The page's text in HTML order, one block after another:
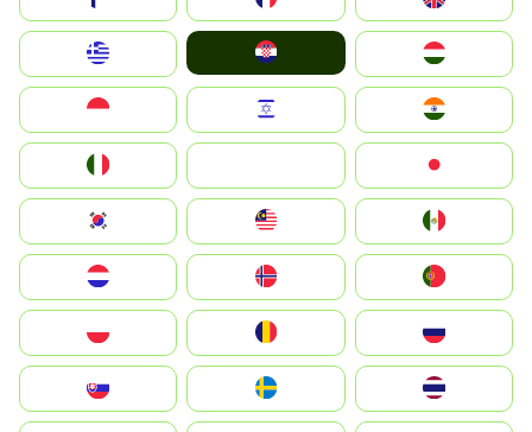
Magyarország
South Korea